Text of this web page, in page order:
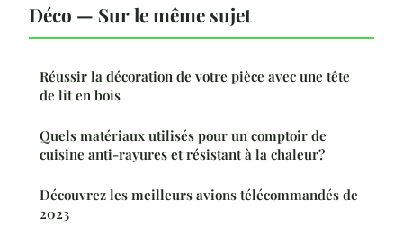
Déco — Sur le même sujet
Réussir la décoration de votre pièce avec une tête
de lit en bois
Quels matériaux utilisés pour un comptoir de
cuisine anti-rayures et résistant à la chaleur?
Découvrez les meilleurs avions télécommandés de
2023